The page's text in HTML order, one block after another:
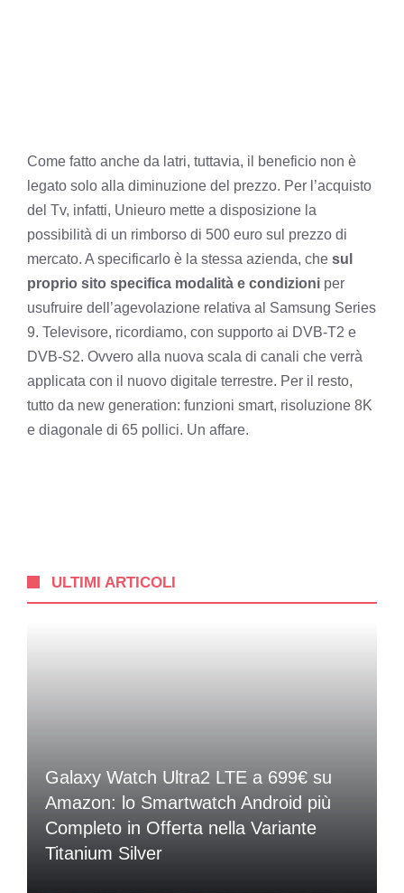
Come fatto anche da latri, tuttavia, il beneficio non è
legato solo alla diminuzione del prezzo. Per l’acquisto
del Tv, infatti, Unieuro mette a disposizione la
possibilità di un rimborso di 500 euro sul prezzo di
mercato. A specificarlo è la stessa azienda, che sul
proprio sito specifica modalità e condizioni per
usufruire dell’agevolazione relativa al Samsung Series
9. Televisore, ricordiamo, con supporto ai DVB-T2 e
DVB-S2. Ovvero alla nuova scala di canali che verrà
applicata con il nuovo digitale terrestre. Per il resto,
tutto da new generation: funzioni smart, risoluzione 8K
e diagonale di 65 pollici. Un affare.
ULTIMI ARTICOLI
Galaxy Watch Ultra2 LTE a 699€ su
Amazon: lo Smartwatch Android più
Completo in Offerta nella Variante
Titanium Silver